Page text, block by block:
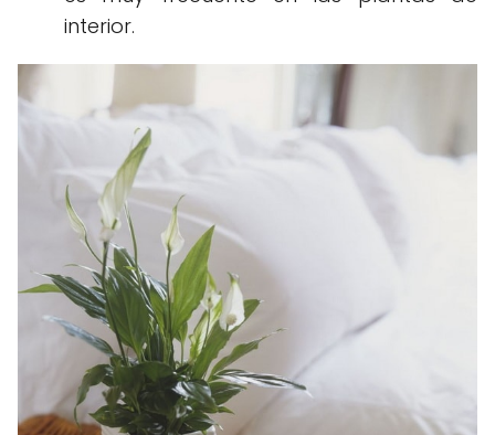
interior.